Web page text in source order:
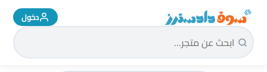
سوق دادسترز الرئيسية دخول